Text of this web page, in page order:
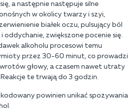
a następnie następuje silne
w okolicy twarzy i szyi,
białek oczu, pulsujący ból
oddychanie, zwiększone pocenie się.
alkoholu procesowi temu
przez 30-60 minut, co prowadzi
głowy, a czasem nawet utraty
te trwają do 3 godzin.
powinien unikać spożywania